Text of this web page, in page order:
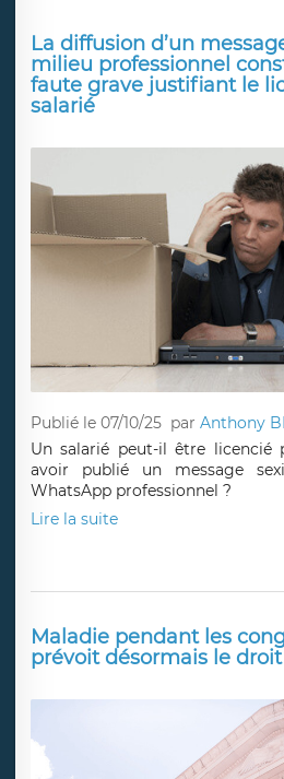
La diffusion d’un
milieu professionnel
faute grave justifiant le
salarié
Publié le 07/10/25 parAnthony
Un salarié peut-il être licencié
avoir publié un message
WhatsApp professionnel ?
Lire la suite
Maladie pendant les
prévoit désormais le